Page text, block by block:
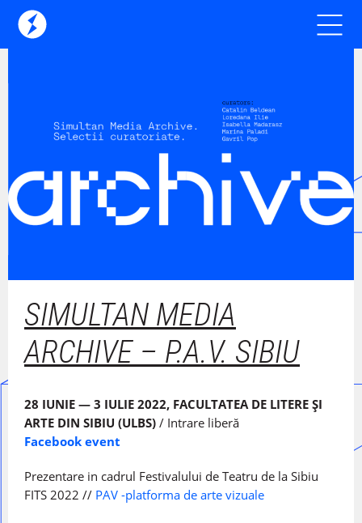
SIMULTAN MEDIA
ARCHIVE – P.A.V. SIBIU
28 IUNIE — 3 IULIE 2022, FACULTATEA DE LITERE ȘI
ARTE DIN SIBIU (ULBS) / Intrare liberă
Facebook event
Prezentare in cadrul Festivalului de Teatru de la Sibiu
FITS 2022 // PAV -platforma de arte vizuale